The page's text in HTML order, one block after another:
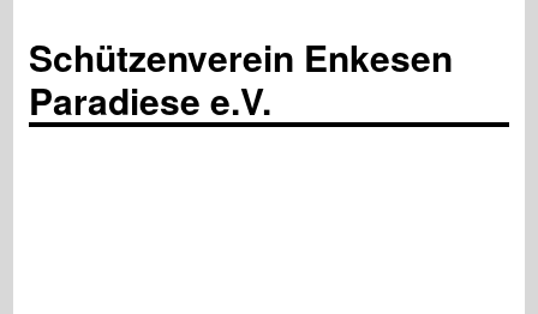
Schützenverein Enkesen
Paradiese e.V.